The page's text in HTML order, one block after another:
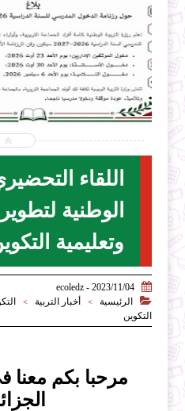
2026-07-31
ecoledz.net
اللقاء
الوطنية
وتعليمية

2023/11/04 - ecoledz

الرئيسية > أخبار التربية >
التكوين
مرحبا بكم معنا